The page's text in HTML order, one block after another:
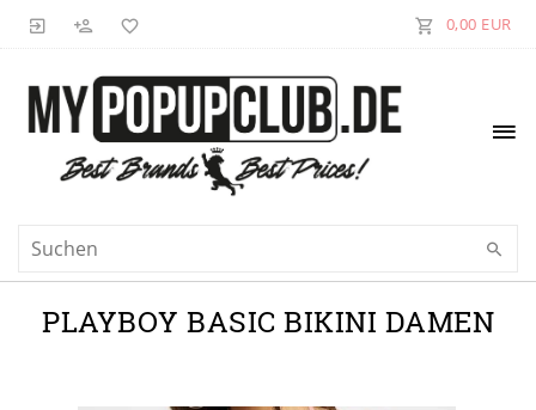
0,00 EUR
PLAYBOY BASIC BIKINI DAMEN